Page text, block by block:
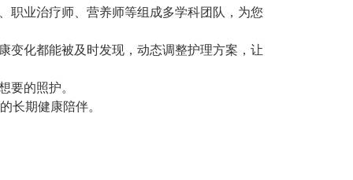
职业治疗师、营养师等组成多学科团队，为您
变化都能被及时发现，动态调整护理方案，让
要的照护。
长期健康陪伴。